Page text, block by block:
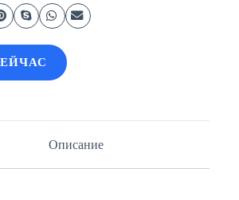
Описание